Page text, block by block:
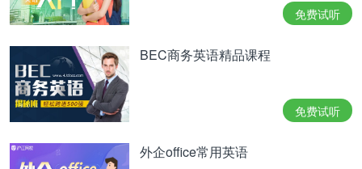
免费试听
BEC商务英语精品课程
免费试听
外企office常用英语